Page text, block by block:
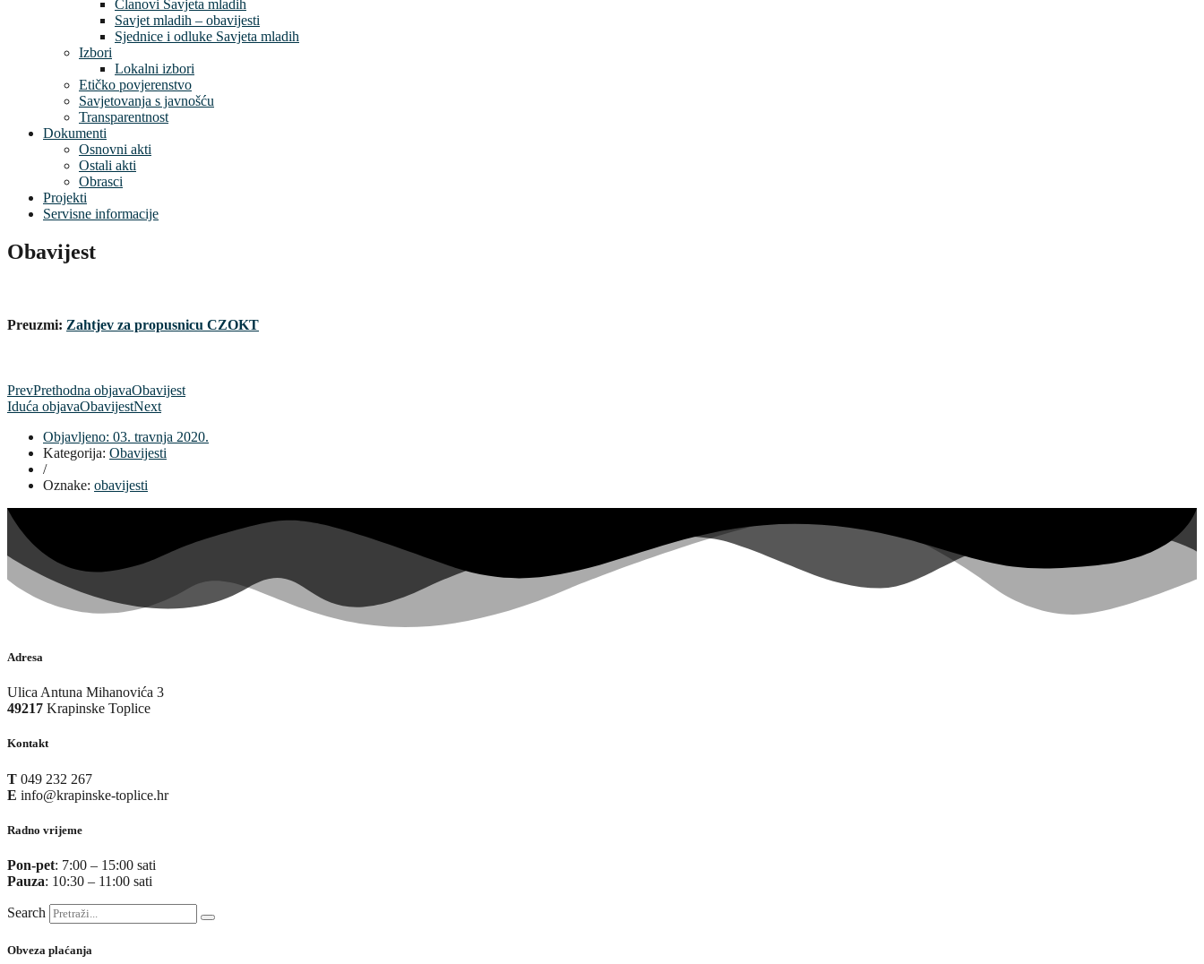
Članovi Savjeta mladih
Savjet mladih – obavijesti
Sjednice i odluke Savjeta mladih
Izbori
Lokalni izbori
Etičko povjerenstvo
Savjetovanja s javnošću
Transparentnost
Dokumenti
Osnovni akti
Ostali akti
Obrasci
Projekti
Servisne informacije
Obavijest
Preuzmi: Zahtjev za propusnicu CZOKT
PrevPrethodna objavaObavijest
Iduća objavaObavijestNext
Objavljeno: 03. travnja 2020.
Kategorija: Obavijesti
/
Oznake: obavijesti
Adresa
Ulica Antuna Mihanovića 3
49217 Krapinske Toplice
Kontakt
T 049 232 267
E info@krapinske-toplice.hr
Radno vrijeme
Pon-pet: 7:00 – 15:00 sati
Pauza: 10:30 – 11:00 sati
Search
Obveza plaćanja